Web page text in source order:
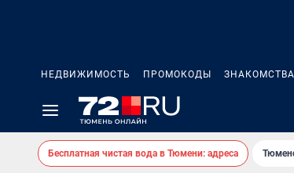
НЕДВИЖИМОСТЬ ПРОМОКОДЫ ЗНАКОМСТВА
Бесплатная чистая вода в Тюмени: адреса